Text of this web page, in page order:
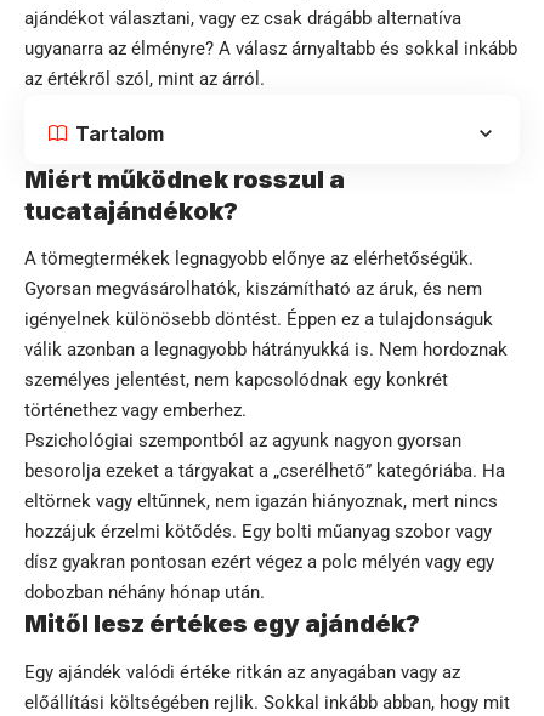
ajándékot választani, vagy ez csak drágább alternatíva
ugyanarra az élményre? A válasz árnyaltabb és sokkal inkább
az értékről szól, mint az árról.
Tartalom
Miért működnek rosszul a
tucatajándékok?
A tömegtermékek legnagyobb előnye az elérhetőségük.
Gyorsan megvásárolhatók, kiszámítható az áruk, és nem
igényelnek különösebb döntést. Éppen ez a tulajdonságuk
válik azonban a legnagyobb hátrányukká is. Nem hordoznak
személyes jelentést, nem kapcsolódnak egy konkrét
történethez vagy emberhez.
Pszichológiai szempontból az agyunk nagyon gyorsan
besorolja ezeket a tárgyakat a „cserélhető” kategóriába. Ha
eltörnek vagy eltűnnek, nem igazán hiányoznak, mert nincs
hozzájuk érzelmi kötődés. Egy bolti műanyag szobor vagy
dísz gyakran pontosan ezért végez a polc mélyén vagy egy
dobozban néhány hónap után.
Mitől lesz értékes egy ajándék?
Egy ajándék valódi értéke ritkán az anyagában vagy az
előállítási költségében rejlik. Sokkal inkább abban, hogy mit